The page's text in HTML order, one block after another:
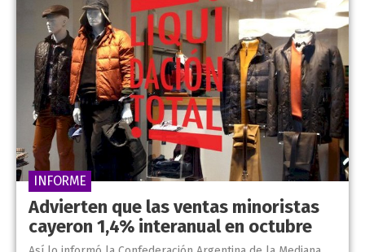
Advierten que las ventas minoristas
cayeron 1,4% interanual en octubre
INFORME